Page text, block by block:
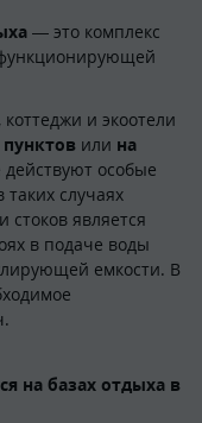
— это комплекс
и экоотели
или на
действуют особые
случаях
стоков является
в подаче воды
емкости. В
на базах отдыха в